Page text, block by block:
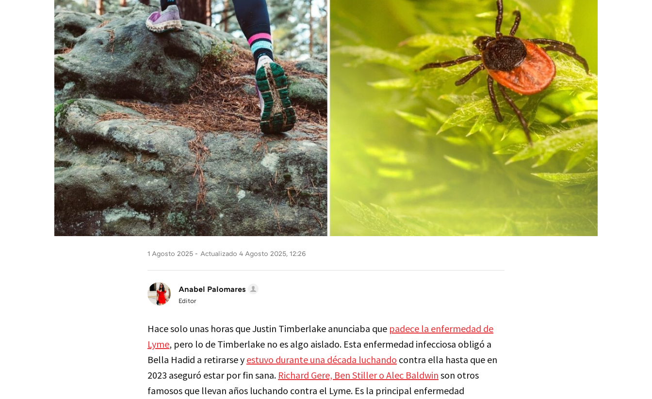
1 Agosto 2025 Actualizado 4 Agosto 2025, 12:26
Anabel Palomares
Editor
Hace solo unas horas que Justin Timberlake anunciaba que padece la enfermedad de
Lyme, pero lo de Timberlake no es algo aislado. Esta enfermedad infecciosa obligó a
Bella Hadid a retirarse y estuvo durante una década luchando contra ella hasta que en
2023 aseguró estar por fin sana. Richard Gere, Ben Stiller o Alec Baldwin son otros
famosos que llevan años luchando contra el Lyme. Es la principal enfermedad